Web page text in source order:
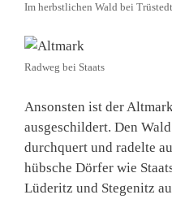
Im herbstlichen Wald bei Trüstedt
Radweg bei Staats
Ansonsten ist der
ausgeschildert. Den
durchquert und radelte
hübsche Dörfer wie
Lüderitz und Stegenitz